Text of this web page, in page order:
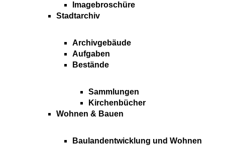
Imagebroschüre
Stadtarchiv
Archivgebäude
Aufgaben
Bestände
Sammlungen
Kirchenbücher
Wohnen & Bauen
Baulandentwicklung und Wohnen